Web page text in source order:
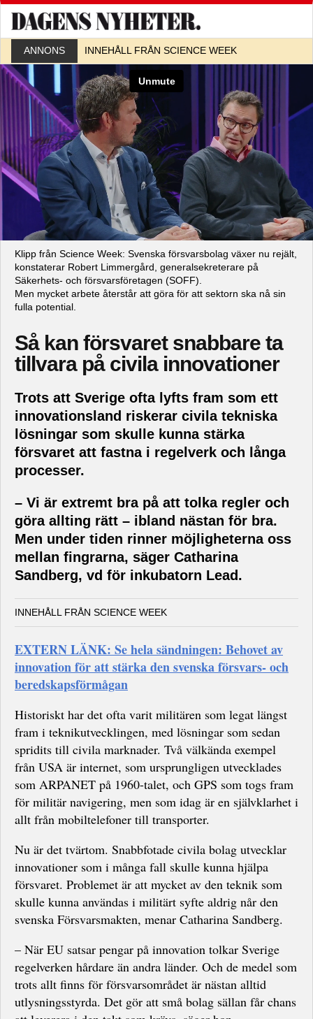
ANNONS INNEHÅLL FRÅN SCIENCE WEEK
Klipp från Science Week: Svenska försvarsbolag växer nu rejält,
konstaterar Robert Limmergård, generalsekreterare på
Säkerhets- och försvarsföretagen (SOFF).
Men mycket arbete återstår att göra för att sektorn ska nå sin
fulla potential.
Så kan försvaret snabbare ta
tillvara på civila innovationer
Trots att Sverige ofta lyfts fram som ett
innovationsland riskerar civila tekniska
lösningar som skulle kunna stärka
försvaret att fastna i regelverk och långa
processer.
– Vi är extremt bra på att tolka regler och
göra allting rätt – ibland nästan för bra.
Men under tiden rinner möjligheterna oss
mellan fingrarna, säger Catharina
Sandberg, vd för inkubatorn Lead.
INNEHÅLL FRÅN SCIENCE WEEK
EXTERN LÄNK: Se hela sändningen: Behovet av
innovation för att stärka den svenska försvars- och
beredskapsförmågan
Historiskt har det ofta varit militären som legat längst
fram i teknikutvecklingen, med lösningar som sedan
spridits till civila marknader. Två välkända exempel
från USA är internet, som ursprungligen utvecklades
som ARPANET på 1960-talet, och GPS som togs fram
för militär navigering, men som idag är en självklarhet i
allt från mobiltelefoner till transporter.
Nu är det tvärtom. Snabbfotade civila bolag utvecklar
innovationer som i många fall skulle kunna hjälpa
försvaret. Problemet är att mycket av den teknik som
skulle kunna användas i militärt syfte aldrig når den
svenska Försvarsmakten, menar Catharina Sandberg.
– När EU satsar pengar på innovation tolkar Sverige
regelverken hårdare än andra länder. Och de medel som
trots allt finns för försvarsområdet är nästan alltid
utlysningsstyrda. Det gör att små bolag sällan får chans